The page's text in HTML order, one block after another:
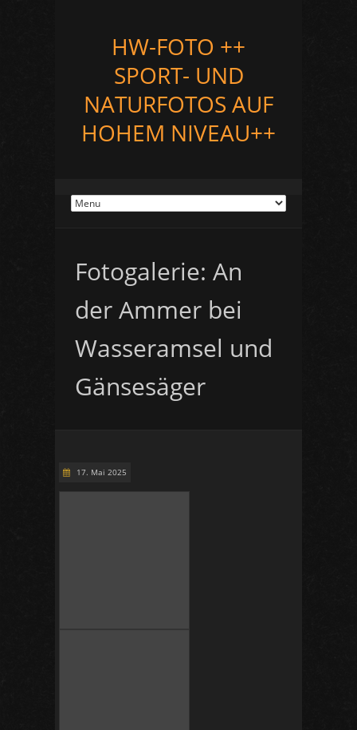
HW-FOTO ++
SPORT- UND
NATURFOTOS AUF
HOHEM NIVEAU++
Fotogalerie: An
der Ammer bei
Wasseramsel und
Gänsesäger
17. Mai 2025